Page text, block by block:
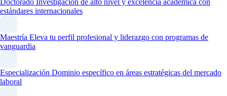
estándares internacionales
Maestría Eleva tu perfil profesional y liderazgo con programas de
vanguardia
Especialización Dominio específico en áreas estratégicas del mercado
laboral